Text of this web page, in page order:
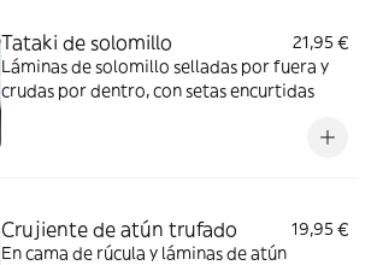
Tataki de solomillo
21,95 €
Láminas de solomillo selladas por fuera y
crudas por dentro, con setas encurtidas
Crujiente de atún trufado
19,95 €
En cama de rúcula y láminas de atún